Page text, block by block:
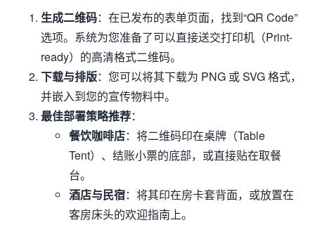
生成二维码：在已发布的表单页面，找到“QR Code”
选项。系统为您准备了可以直接送交打印机（Print-
ready）的高清格式二维码。
下载与排版：您可以将其下载为 PNG 或 SVG 格式，
并嵌入到您的宣传物料中。
最佳部署策略推荐：
餐饮咖啡店：将二维码印在桌牌（Table
Tent）、结账小票的底部，或直接贴在取餐
台。
酒店与民宿：将其印在房卡套背面，或放置在
客房床头的欢迎指南上。